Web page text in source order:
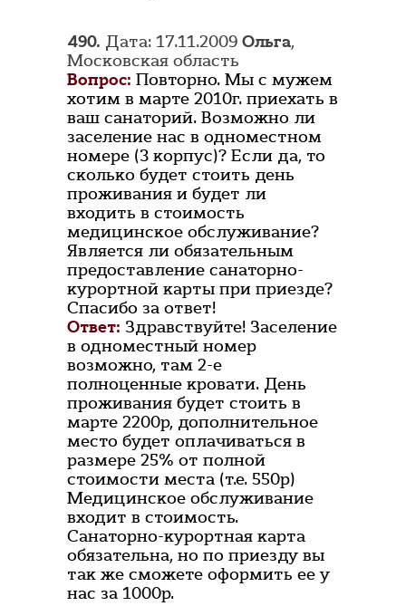
490. Дата: 17.11.2009 Ольга,
Московская область
Вопрос: Повторно. Мы с мужем
хотим в марте 2010г. приехать в
ваш санаторий. Возможно ли
заселение нас в одноместном
номере (3 корпус)? Если да, то
сколько будет стоить день
проживания и будет ли
входить в стоимость
медицинское обслуживание?
Является ли обязательным
предоставление санаторно-
курортной карты при приезде?
Спасибо за ответ!
Ответ: Здравствуйте! Заселение
в одноместный номер
возможно, там 2-е
полноценные кровати. День
проживания будет стоить в
марте 2200р, дополнительное
место будет оплачиваться в
размере 25% от полной
стоимости места (т.е. 550р)
Медицинское обслуживание
входит в стоимость.
Санаторно-курортная карта
обязательна, но по приезду вы
так же сможете оформить ее у
нас за 1000р.